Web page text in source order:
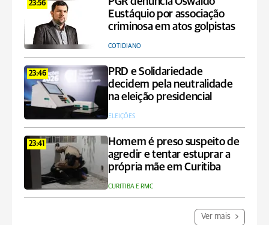
23:56
Eustáquio por associação
criminosa em atos golpistas
COTIDIANO
23:46
PRD e Solidariedade
decidem pela neutralidade
na eleição presidencial
ELEIÇÕES
23:41
Homem é preso suspeito de
agredir e tentar estuprar a
própria mãe em Curitiba
CURITIBA E RMC
Ver mais